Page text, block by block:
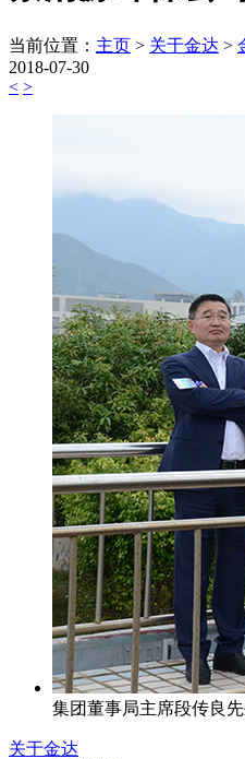
当前位置： 主页 > 关于金达 >
2018-07-30
< >
集团董事局主席段传良
关于金达